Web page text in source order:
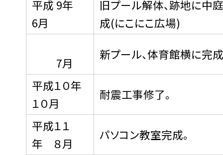
平成 9年
6月
旧プール解体、跡地に中
成(にこにこ広場)
7月
新プール、体育館横に完成
平成１０年
１０月
耐震工事修了。
平成１１
年 ８月
パソコン教室完成。